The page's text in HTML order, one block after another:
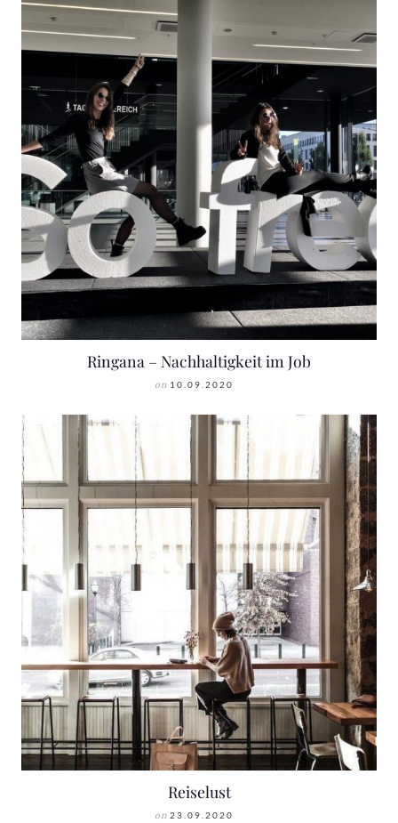
Ringana – Nachhaltigkeit im Job
on 10.09.2020
Reiselust
on 23.09.2020